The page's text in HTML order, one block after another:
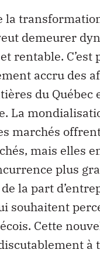
la
demeurer
rentable. C’est
accru des
du Québec
La
marchés
mais elles
plus
la part
souhaitent
Cette
à